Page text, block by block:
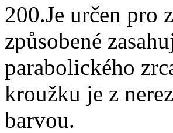
200.Je určen pro
způsobené
parabolického
kroužku je z
barvou.